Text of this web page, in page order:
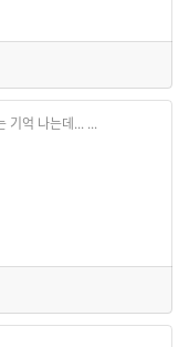
기억 나는데... ...